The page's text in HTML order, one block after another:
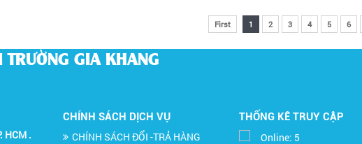
First 1 2 3 4 5 6
GIA KHANG
HCM .
CHÍNH SÁCH DỊCH VỤ
CHÍNH SÁCH ĐỔI -TRẢ HÀNG
THỐNG KÊ TRUY CẬP
Online: 5